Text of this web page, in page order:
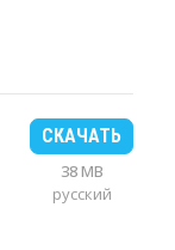
СКАЧАТЬ
38 MB
русский